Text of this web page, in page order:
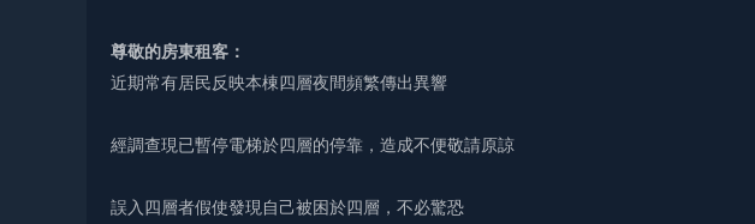
尊敬的房東租客：
近期常有居民反映本棟四層夜間頻繁傳出異響
經調查現已暫停電梯於四層的停靠，造成不便敬請原諒
誤入四層者假使發現自己被困於四層，不必驚恐